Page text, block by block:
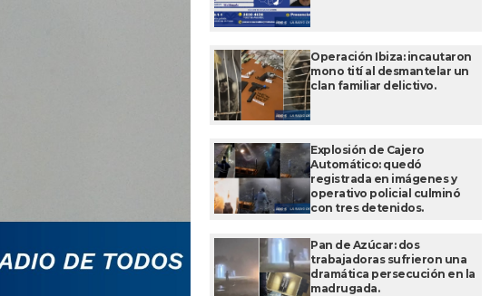
Operación Ibiza: incautaron
mono tití al desmantelar un
clan familiar delictivo.
Explosión de Cajero
Automático: quedó
registrada en imágenes y
operativo policial culminó
con tres detenidos.
Pan de Azúcar: dos
trabajadoras sufrieron una
dramática persecución en la
madrugada.